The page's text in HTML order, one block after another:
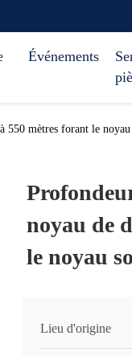
Événements
550 mètres forant le noyau
noyau de
le noyau
Lieu d'origine